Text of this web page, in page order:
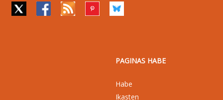
PAGINAS HABE
Habe
Ikasten